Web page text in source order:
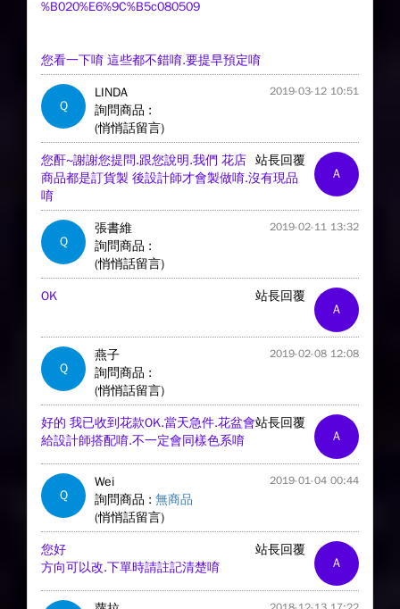
%B020%E6%9C%B5c080509
您看一下唷 這些都不錯唷.要提早預定唷
Q
LINDA 2019-03-12 10:51
詢問商品 :
(悄悄話留言)
A
站長回覆
您酐~謝謝您提問.跟您說明.我們 花店
商品都是訂貨製 後設計師才會製做唷.沒有現品
唷
Q
張書維 2019-02-11 13:32
詢問商品 :
(悄悄話留言)
A
站長回覆
OK
Q
燕子 2019-02-08 12:08
詢問商品 :
(悄悄話留言)
A
站長回覆
好的 我已收到花款OK.當天急件.花盆會
給設計師搭配唷.不一定會同樣色系唷
Q
Wei 2019-01-04 00:44
詢問商品 : 無商品
(悄悄話留言)
A
站長回覆
您好
方向可以改.下單時請註記清楚唷